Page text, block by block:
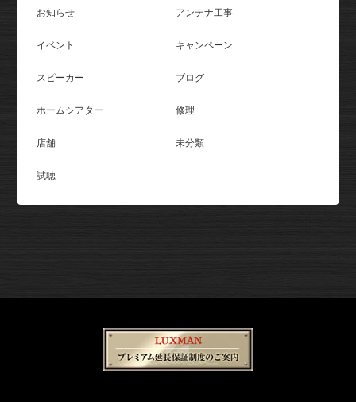
お知らせ アンテナ工事
イベント キャンペーン
スピーカー ブログ
ホームシアター 修理
店舗 未分類
試聴